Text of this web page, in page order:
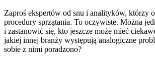
Zaproś ekspertów od snu i analityków, którzy
procedury sprzątania. To oczywiste. Można
i zastanowić się, kto jeszcze może mieć
jakiej innej branży występują analogiczne
sobie z nimi poradzono?